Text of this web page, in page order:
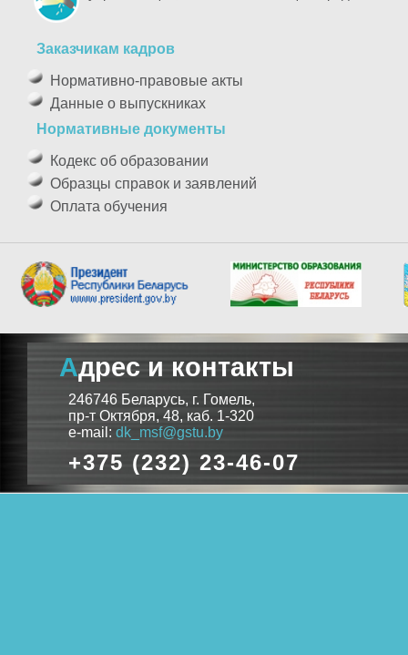
Заказчикам кадров
Нормативно-правовые акты
Данные о выпускниках
Нормативные документы
Кодекс об образовании
Образцы справок и заявлений
Оплата обучения
Адрес и контакты
246746 Беларусь, г. Гомель,
пр-т Октября, 48, каб. 1-320
e-mail: dk_msf@gstu.by
+375 (232) 23-46-07